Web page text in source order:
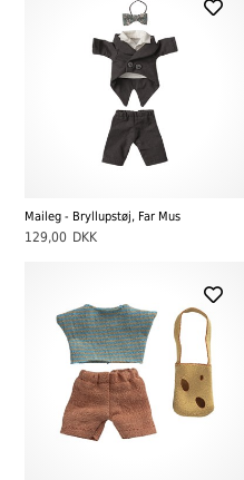
Maileg - Bryllupstøj, Far Mus
129,00 DKK